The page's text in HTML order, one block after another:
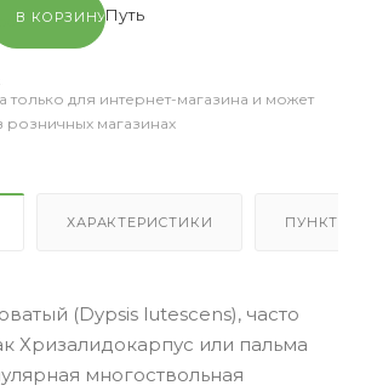
В КОРЗИНУПуть
только для интернет-магазина и может
розничных магазинах
ХАРАКТЕРИСТИКИ ПУНКТЫ
(Dypsis lutescens), часто
Хризалидокарпус или пальма
многоствольная